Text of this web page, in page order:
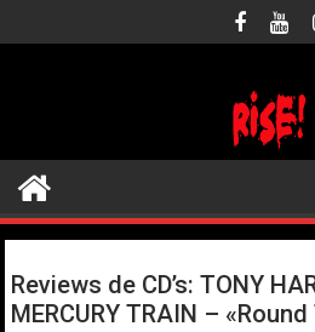
al
Reviews de CD’s: TONY
MERCURY TRAIN – «Round